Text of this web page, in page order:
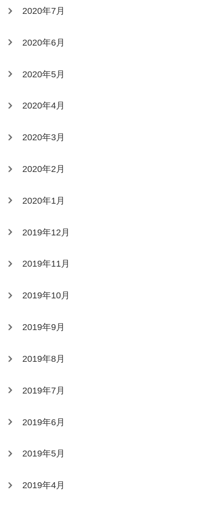
2020年7月
2020年6月
2020年5月
2020年4月
2020年3月
2020年2月
2020年1月
2019年12月
2019年11月
2019年10月
2019年9月
2019年8月
2019年7月
2019年6月
2019年5月
2019年4月